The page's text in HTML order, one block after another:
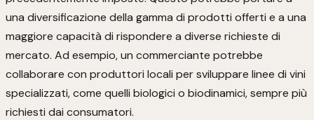
una diversificazione della gamma di prodotti offerti e a una
maggiore capacità di rispondere a diverse richieste di
mercato. Ad esempio, un commerciante potrebbe
collaborare con produttori locali per sviluppare linee di vini
specializzati, come quelli biologici o biodinamici, sempre più
richiesti dai consumatori.